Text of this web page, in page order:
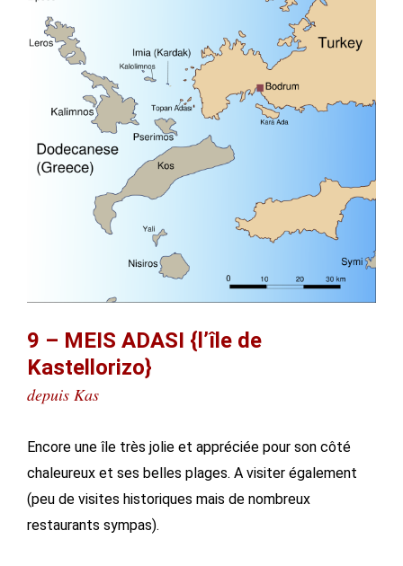
9 – MEIS ADASI {l’île de
Kastellorizo}
depuis Kas
Encore une île très jolie et appréciée pour son côté
chaleureux et ses belles plages. A visiter également
(peu de visites historiques mais de nombreux
restaurants sympas).